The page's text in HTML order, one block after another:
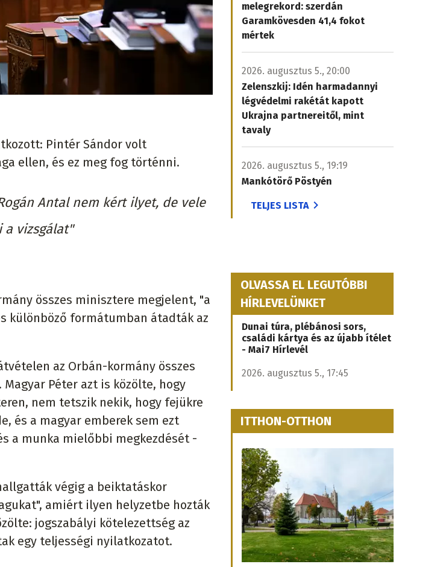
Pintér Sándor volt
ellen, és ez meg fog történni.
Antal nem kért ilyet, de vele
a vizsgálat"
összes minisztere megjelent, "a
különböző formátumban átadták az
az Orbán-kormány összes
Péter azt is közölte, hogy
nem tetszik nekik, hogy fejükre
és a magyar emberek sem ezt
a munka mielőbbi megkezdését -
végig a beiktatáskor
amiért ilyen helyzetbe hozták
jogszabályi kötelezettség az
egy teljességi nyilatkozatot.
melegrekord: szerdán
Garamkövesden 41,4 fokot
mértek
2026. augusztus 5., 20:00
Zelenszkij: Idén harmadannyi
légvédelmi rakétát kapott
Ukrajna partnereitől, mint
tavaly
2026. augusztus 5., 19:19
Mankótörő Pöstyén
TELJES LISTA
OLVASSA EL LEGUTÓBBI
HÍRLEVELÜNKET
Dunai túra, plébánosi sors,
családi kártya és az újabb ítélet
- Mai7 Hírlevél
2026. augusztus 5., 17:45
ITTHON-OTTHON